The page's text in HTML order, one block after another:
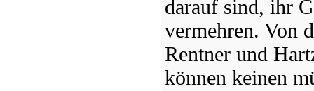
darauf sind, ihr
vermehren. Von
Rentner und
können keinen